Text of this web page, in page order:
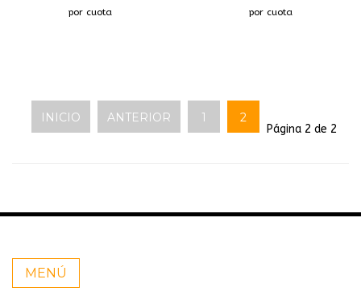
por cuota por cuota
INICIO ANTERIOR 1 2
Página 2 de 2
MENÚ